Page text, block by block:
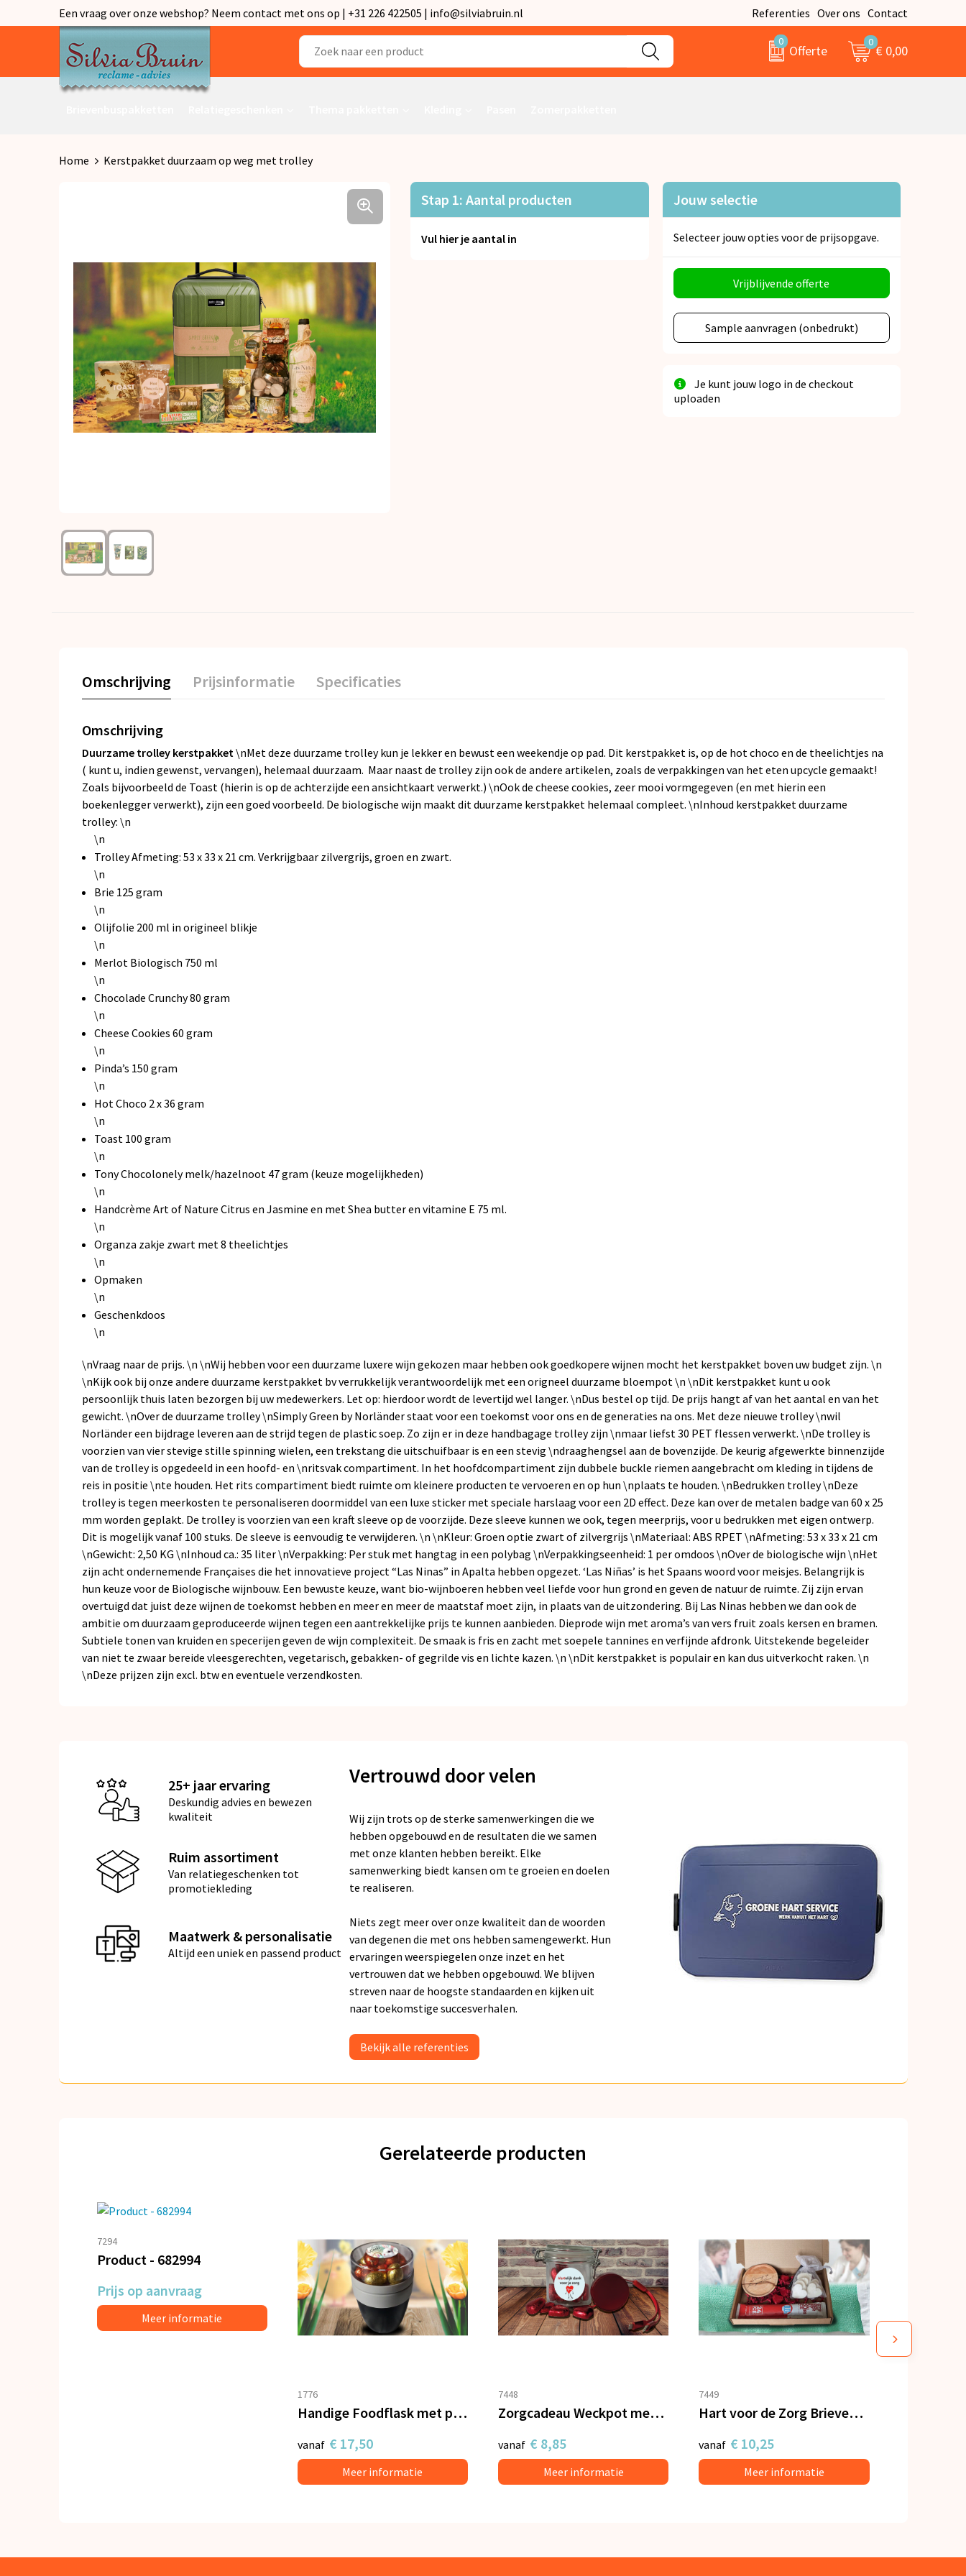
Een vraag over onze webshop? Neem contact met ons op | +31 226 422505 | info@silviabruin.nl Referenties Over ons Contact
0
Offerte
0
€ 0,00
Home Kerstpakket duurzaam op weg met trolley
Stap 1: Aantal producten
Vul hier je aantal in
Jouw selectie
Selecteer jouw opties voor de prijsopgave.
Vrijblijvende offerte
Sample aanvragen (onbedrukt)
Je kunt jouw logo in de checkout
uploaden
Omschrijving Prijsinformatie Specificaties
Omschrijving
Duurzame trolley kerstpakket\nMet deze duurzame trolley kun je lekker en bewust een weekendje op pad. Dit kerstpakket is, op de hot choco en de theelichtjes na
( kunt u, indien gewenst, vervangen), helemaal duurzaam. Maar naast de trolley zijn ook de andere artikelen, zoals de verpakkingen van het eten upcycle gemaakt!
Zoals bijvoorbeeld de Toast (hierin is op de achterzijde een ansichtkaart verwerkt.) \nOok de cheese cookies, zeer mooi vormgegeven (en met hierin een
boekenlegger verwerkt), zijn een goed voorbeeld. De biologische wijn maakt ditduurzame kerstpakkethelemaal compleet. \nInhoud kerstpakket duurzame
trolley: \n
\n
Trolley Afmeting: 53 x 33 x 21 cm. Verkrijgbaar zilvergrijs, groen en zwart.
\n
Brie 125 gram
\n
Olijfolie 200 ml in origineel blikje
\n
Merlot Biologisch 750 ml
\n
Chocolade Crunchy 80 gram
\n
Cheese Cookies 60 gram
\n
Pinda’s 150 gram
\n
Hot Choco 2 x 36 gram
\n
Toast 100 gram
\n
Tony Chocolonely melk/hazelnoot 47 gram (keuze mogelijkheden)
\n
Handcrème Art of Nature Citrus en Jasmine en met Shea butter en vitamine E 75 ml.
\n
Organza zakje zwart met 8 theelichtjes
\n
Opmaken
\n
Geschenkdoos
\n
\nVraag naar de prijs. \n \nWij hebben voor een duurzame luxere wijn gekozen maar hebben ook goedkopere wijnen mocht het kerstpakket boven uw budget zijn. \n
\nKijk ook bij onze andere duurzame kerstpakket bvverrukkelijk verantwoordelijkmet een origneel duurzame bloempot \n \nDit kerstpakket kunt u ook
persoonlijk thuis laten bezorgen bij uw medewerkers. Let op: hierdoor wordt de levertijd wel langer. \nDus bestel op tijd. De prijs hangt af van het aantal en van het
gewicht. \nOver de duurzame trolley \nSimply Green by Norländer staat voor een toekomst voor ons en de generaties na ons. Met deze nieuwe trolley \nwil
Norländer een bijdrage leveren aan de strijd tegen de plastic soep. Zo zijn er in deze handbagage trolley zijn \nmaar liefst 30 PET flessen verwerkt. \nDe trolley is
voorzien van vier stevige stille spinning wielen, een trekstang die uitschuifbaar is en een stevig \ndraaghengsel aan de bovenzijde. De keurig afgewerkte binnenzijde
van de trolley is opgedeeld in een hoofd- en \nritsvak compartiment. In het hoofdcompartiment zijn dubbele buckle riemen aangebracht om kleding in tijdens de
reis in positie \nte houden. Het rits compartiment biedt ruimte om kleinere producten te vervoeren en op hun \nplaats te houden. \nBedrukken trolley \nDeze
trolley is tegen meerkosten te personaliseren doormiddel van een luxe sticker met speciale harslaag voor een 2D effect. Deze kan over de metalen badge van 60 x 25
mm worden geplakt. De trolley is voorzien van een kraft sleeve op de voorzijde. Deze sleeve kunnen we ook, tegen meerprijs, voor u bedrukken met eigen ontwerp.
Dit is mogelijk vanaf 100 stuks. De sleeve is eenvoudig te verwijderen. \n \nKleur: Groen optie zwart of zilvergrijs \nMateriaal: ABS RPET \nAfmeting: 53 x 33 x 21 cm
\nGewicht: 2,50 KG \nInhoud ca.: 35 liter \nVerpakking: Per stuk met hangtag in een polybag \nVerpakkingseenheid: 1 per omdoos \nOver de biologische wijn \nHet
zijn acht ondernemende Françaises die het innovatieve project “Las Ninas” in Apalta hebben opgezet. ‘Las Niñas’ is het Spaans woord voor meisjes. Belangrijk is
hun keuze voor de Biologische wijnbouw. Een bewuste keuze, want bio-wijnboeren hebben veel liefde voor hun grond en geven de natuur de ruimte. Zij zijn ervan
overtuigd dat juist deze wijnen de toekomst hebben en meer en meer de maatstaf moet zijn, in plaats van de uitzondering. Bij Las Ninas hebben we dan ook de
ambitie om duurzaam geproduceerde wijnen tegen een aantrekkelijke prijs te kunnen aanbieden. Dieprode wijn met aroma’s van vers fruit zoals kersen en bramen.
Subtiele tonen van kruiden en specerijen geven de wijn complexiteit. De smaak is fris en zacht met soepele tannines en verfijnde afdronk. Uitstekende begeleider
van niet te zwaar bereide vleesgerechten, vegetarisch, gebakken- of gegrilde vis en lichte kazen. \n \nDit kerstpakket is populair en kan dus uitverkocht raken. \n
\nDeze prijzen zijn excl. btw en eventuele verzendkosten.
25+ jaar ervaring
Deskundig advies en bewezen
kwaliteit
Ruim assortiment
Van relatiegeschenken tot
promotiekleding
Maatwerk & personalisatie
Altijd een uniek en passend product
Vertrouwd door velen
Wij zijn trots op de sterke samenwerkingen die we
hebben opgebouwd en de resultaten die we samen
met onze klanten hebben bereikt. Elke
samenwerking biedt kansen om te groeien en doelen
te realiseren.
Niets zegt meer over onze kwaliteit dan de woorden
van degenen die met ons hebben samengewerkt. Hun
ervaringen weerspiegelen onze inzet en het
vertrouwen dat we hebben opgebouwd. We blijven
streven naar de hoogste standaarden en kijken uit
naar toekomstige succesverhalen.
Bekijk alle referenties
Gerelateerde producten
7294
Product - 682994
Prijs op aanvraag
Meer informatie
1776
Handige Foodflask met paaseitjes
vanaf € 17,50
Meer informatie
7448
Zorgcadeau Weckpot met oplaadkabel en hartjes
vanaf € 8,85
Meer informatie
7449
Hart voor de Zorg Brievenbus verwenpakket
vanaf € 10,25
Meer informatie